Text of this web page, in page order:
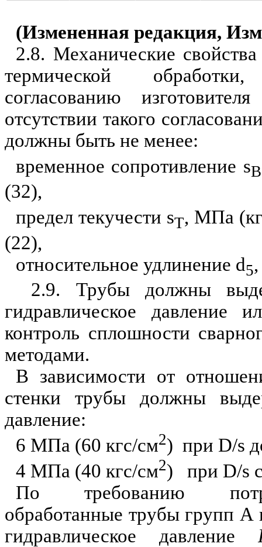
(Измененная редакция,
2.8. Механические
термической
согласованию
отсутствии такого
должны быть не менее:
временное сопротивление sВ
(32),
предел текучести sТ, МПа
(22),
относительное удлинение d5
2.9. Трубы должны
гидравлическое давление ил
контроль сплошности сварн
методами.
В зависимости от
стенки трубы должны
давление:
6 МПа (60 кгс/см2) при D/s
4 МПа (40 кгс/см2) при D/s
По требованию
обработанные трубы групп А
гидравлическое давление